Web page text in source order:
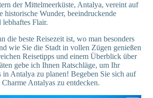
der Mittelmeerküste, Antalya, vereint auf
historische Wunder, beeindruckende
lebhaftes Flair.
die beste Reisezeit ist, wo man besonders
wie Sie die Stadt in vollen Zügen genießen
Reisetipps und einem Überblick über
gebe ich Ihnen Ratschläge, um Ihr
in Antalya zu planen! Begeben Sie sich auf
Antalyas zu entdecken.